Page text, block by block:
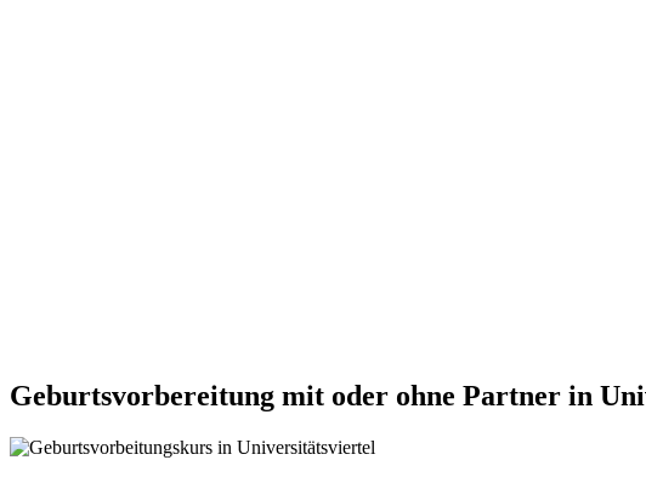
Geburtsvorbereitung mit oder ohne Partner in